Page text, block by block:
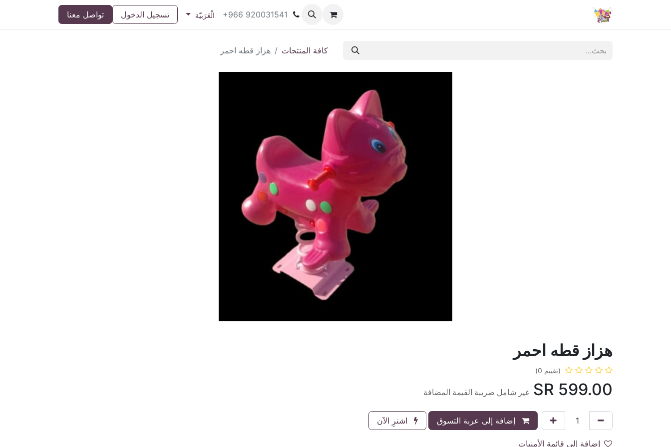
المنتدى المدونة +966 920031541 الْعَرَبيّة تسجيل الدخول تواصل معنا
كافة المنتجات هزاز قطه احمر
هزاز قطه احمر
(تقييم 0)
599.00 غير شامل ضريبة القيمة المضافة
إضافة إلى عربة التسوق اشترِ الآن
إضافة إلى قائمة الأمنيات